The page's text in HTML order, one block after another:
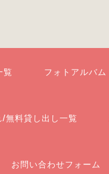
覧 フォトアルバム
無料貸し出し一覧
お問い合わせフォーム